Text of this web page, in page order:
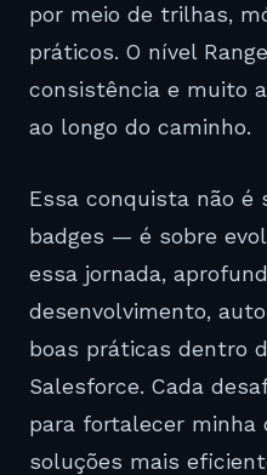
por meio de trilhas,
práticos. O nível
consistência e muito
ao longo do caminho.
Essa conquista não é
badges — é sobre
essa jornada,
desenvolvimento,
boas práticas dentro
Salesforce. Cada
para fortalecer minha
soluções mais